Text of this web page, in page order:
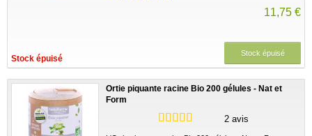
11,75 €
Stock épuisé
Stock épuisé
Ortie piquante racine Bio 200 gélules - Nat et
Form
2 avis